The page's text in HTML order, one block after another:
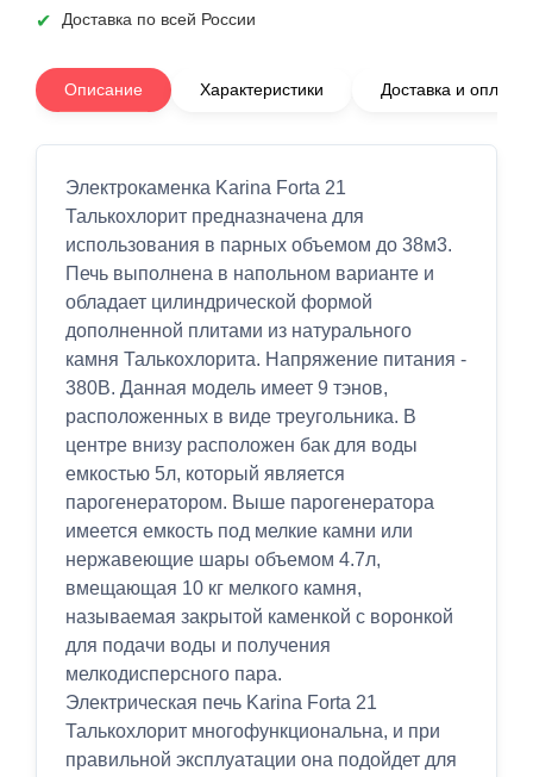
Доставка по всей России
Описание Характеристики Доставка и оплата
Электрокаменка Karina Forta 21
Талькохлорит предназначена для
использования в парных объемом до 38м3.
Печь выполнена в напольном варианте и
обладает цилиндрической формой
дополненной плитами из натурального
камня Талькохлорита. Напряжение питания -
380В. Данная модель имеет 9 тэнов,
расположенных в виде треугольника. В
центре внизу расположен бак для воды
емкостью 5л, который является
парогенератором. Выше парогенератора
имеется емкость под мелкие камни или
нержавеющие шары объемом 4.7л,
вмещающая 10 кг мелкого камня,
называемая закрытой каменкой с воронкой
для подачи воды и получения
мелкодисперсного пара.
Электрическая печь Karina Forta 21
Талькохлорит многофункциональна, и при
правильной эксплуатации она подойдет для